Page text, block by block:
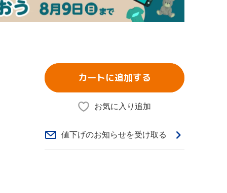
カートに追加する
お気に入り追加
値下げのお知らせを受け取る